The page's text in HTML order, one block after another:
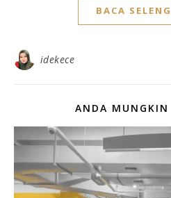
BACA
idekece
ANDA MUNGKIN